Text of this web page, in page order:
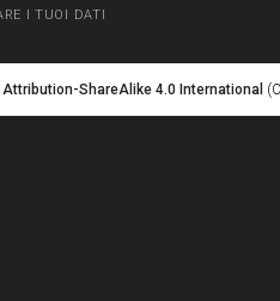
I TUOI DATI
ShareAlike 4.0 International